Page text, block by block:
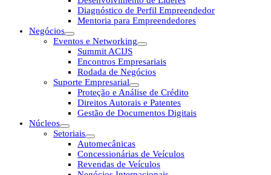
Diagnóstico de Perfil Empreendedor
Mentoria para Empreendedores
Negócios
Eventos e Networking
Summit ACIJS
Encontros Empresariais
Rodada de Negócios
Suporte Empresarial
Proteção e Análise de Crédito
Direitos Autorais e Patentes
Gestão de Documentos Digitais
Núcleos
Setoriais
Automecânicas
Concessionárias de Veículos
Revendas de Veículos